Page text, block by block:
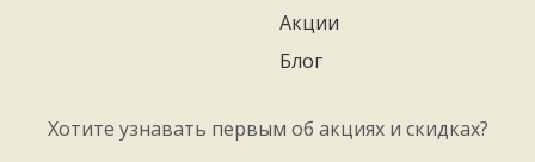
Акции
Блог
Хотите узнавать первым об акциях и скидках?